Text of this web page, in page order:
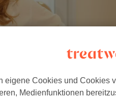
eigene Cookies und Cookies
Medienfunktionen